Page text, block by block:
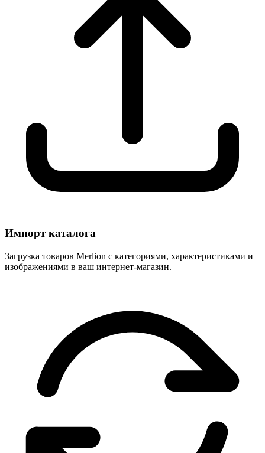
Импорт каталога
Загрузка товаров Merlion с категориями, характеристиками и
изображениями в ваш интернет-магазин.